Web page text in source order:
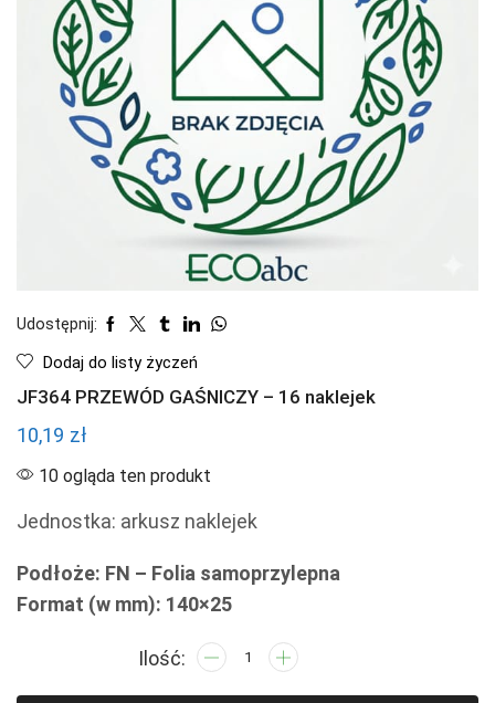
Udostępnij:
Dodaj do listy życzeń
JF364 PRZEWÓD GAŚNICZY – 16 naklejek
10,19 zł
10 ogląda ten produkt
Jednostka: arkusz naklejek
Podłoże: FN – Folia samoprzylepna
Format (w mm): 140×25
ilość